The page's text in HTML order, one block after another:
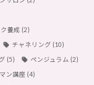
養成 (2)
チャネリング (10)
(5) ペンジュラム (2)
ン講座 (4)